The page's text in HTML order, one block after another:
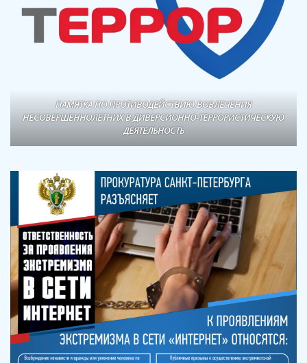
ПАМЯТКА ПО ПРОТИВОДЕЙСТВИЮ ВОВЛЕЧЕНИЯ
НЕСОВЕРШЕННОЛЕТНИХ В ДИВЕРСИОННО-ТЕРРОРИСТИЧЕСКУЮ
ДЕЯТЕЛЬНОСТЬ